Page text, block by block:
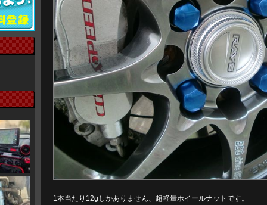
1本当たり12gしかありません、超軽量ホイールナットです。